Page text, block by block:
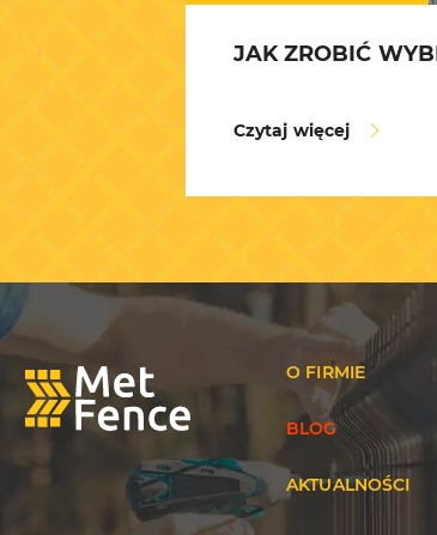
JAK ZROBIĆ
Czytaj więcej
O FIRMIE
BLOG
AKTUALNOŚCI